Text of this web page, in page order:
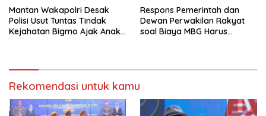
Mantan Wakapolri Desak
Polisi Usut Tuntas Tindak
Kejahatan Bigmo Ajak Anak
Respons Pemerintah dan
Dewan Perwakilan Rakyat
soal Biaya MBG Harus
Rekomendasi untuk kamu